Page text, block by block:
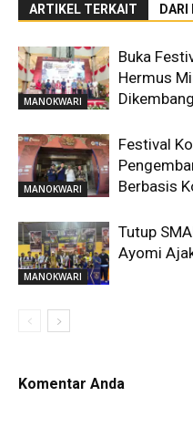
ARTIKEL TERKAIT DARI
MANOKWARI
Buka
Hermus
MANOKWARI
Festival
Berbasis
MANOKWARI
Tutup
Ayomi
Komentar Anda